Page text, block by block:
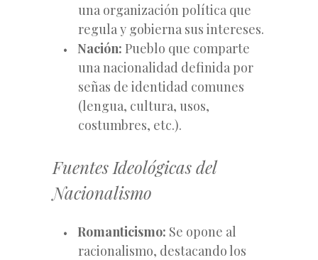
una organización política que
regula y gobierna sus intereses.
Nación: Pueblo que comparte
una nacionalidad definida por
señas de identidad comunes
(lengua, cultura, usos,
costumbres, etc.).
Fuentes Ideológicas del
Nacionalismo
Romanticismo: Se opone al
racionalismo, destacando los